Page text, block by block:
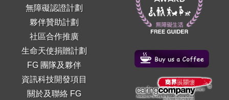
無障礙認證計劃
夥伴贊助計劃
社區合作推廣
生命天使捐贈計劃
FG 團隊及夥伴
資訊科技開發項目
關於及聯絡 FG